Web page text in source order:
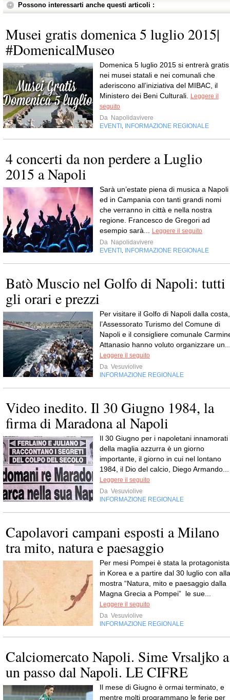
Possono interessarti anche questi articoli :
Musei gratis domenica 5 luglio 2015|
#DomenicalMuseo
Domenica 5 luglio 2015 si entrerà gratis
nei musei statali e nei comunali che
aderiscono all’iniziativa del MIBAC, il
Ministero dei Beni Culturali. Leggere il
seguito
Da Napolidavivere
EVENTI , INFORMAZIONE REGIONALE
4 concerti da non perdere a Luglio
2015 a Napoli
Sarà un’estate piena di musica a Napoli
ed in Campania con tanti grandi nomi
che verranno in città e nella nostra
regione. Francesco de Gregori ad
esempio sarà... Leggere il seguito
Da Napolidavivere
EVENTI , INFORMAZIONE REGIONALE
Batò Muscio nel Golfo di Napoli: tutti
gli orari e prezzi
Per visitare il Golfo di Napoli dalla costa,
l’Assessorato Turismo del Comune di
Napoli e il consigliere comunale
Attanasio hanno voluto organizzare
Leggere il seguito
Da Vesuviolive
INFORMAZIONE REGIONALE
Video inedito. Il 30 Giugno 1984, la
firma di Maradona al Napoli
Il 30 Giugno per i napoletani innamorati
della maglia azzurra è un giorno
importante, il giorno in cui nel lontano
1984, il Dio del calcio, Diego Armando...
Leggere il seguito
Da Vesuviolive
INFORMAZIONE REGIONALE
Capolavori campani esposti a Milano
tra mito, natura e paesaggio
Per mesi Pompei è stata la protagonista
in Korea e a partire dal 30 luglio con alla
mostra “Natura, mito e paesaggio dalla
Magna Grecia a Pompei” le sue...
Leggere il seguito
Da Vesuviolive
INFORMAZIONE REGIONALE
Calciomercato Napoli. Sime Vrsaljko a
un passo dal Napoli. LE CIFRE
Il mese di Giugno è ormai terminato, e
mentre molti programmano le ferie per